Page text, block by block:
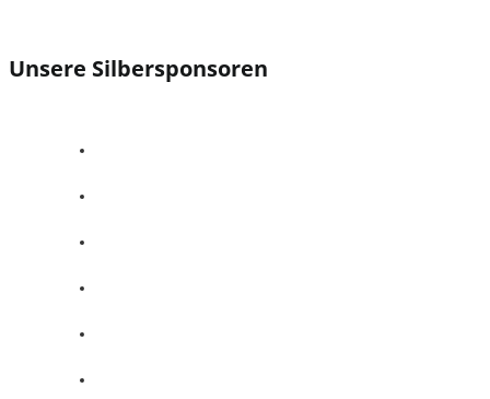
Unsere Silbersponsoren